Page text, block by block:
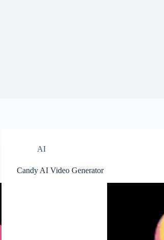
AI
Candy AI Video Generator